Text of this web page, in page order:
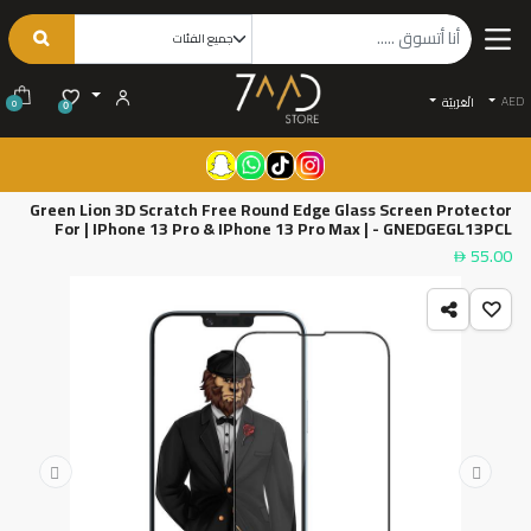
AED الْعَرَبيّة 0
0
Green Lion 3D Scratch Free Round Edge Glass Screen Protector
For | IPhone 13 Pro & IPhone 13 Pro Max | - GNEDGEGL13PCL
55.00